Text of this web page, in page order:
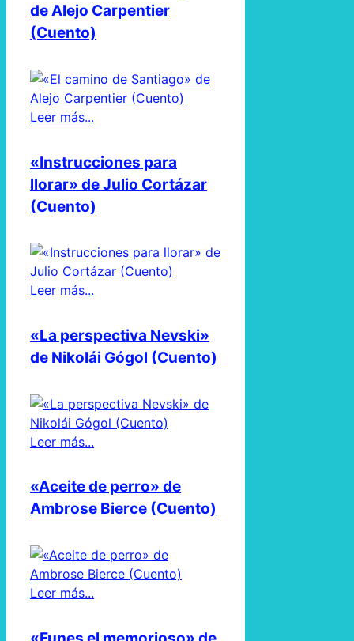
de Alejo Carpentier
(Cuento)
Leer más...
«Instrucciones para
llorar» de Julio Cortázar
(Cuento)
Leer más...
«La perspectiva Nevski»
de Nikolái Gógol (Cuento)
Leer más...
«Aceite de perro» de
Ambrose Bierce (Cuento)
Leer más...